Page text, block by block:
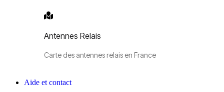
Antennes Relais
Carte des antennes relais en France
Aide et contact